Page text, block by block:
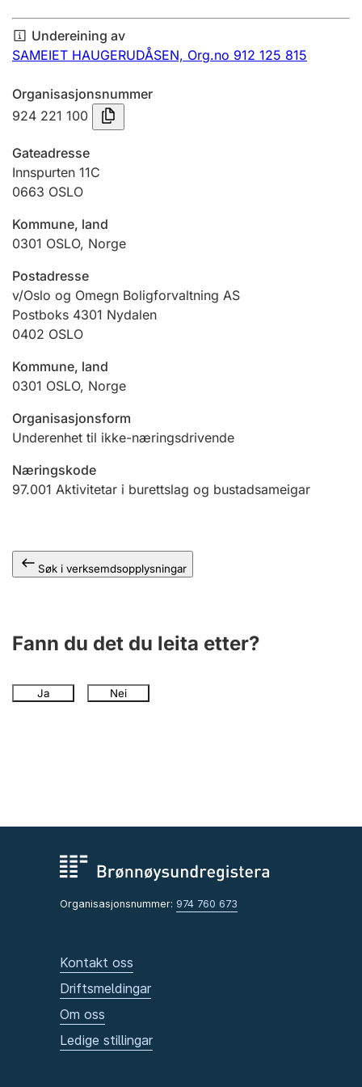
Årsrekneskap
Innsending og forseinkingsgebyr
Tinglysing
Jeger
Betaling og jegeravgiftskort
Ektepaktrettleiaren
Andre tema
Undereining av
SAMEIET HAUGERUDÅSEN, Org.no 912 125 815
Organisasjonsnummer
924 221 100
Gateadresse
Innspurten 11C
0663 OSLO
Kommune, land
0301 OSLO, Norge
Postadresse
v/Oslo og Omegn Boligforvaltning AS
Postboks 4301 Nydalen
0402 OSLO
Kommune, land
0301 OSLO, Norge
Organisasjonsform
Underenhet til ikke-næringsdrivende
Næringskode
97.001 Aktivitetar i burettslag og bustadsameigar
Søk i verksemdsopplysningar
Fann du det du leita etter?
Ja Nei
Organisasjonsnummer: 974 760 673
Kontakt oss
Driftsmeldingar
Om oss
Ledige stillingar